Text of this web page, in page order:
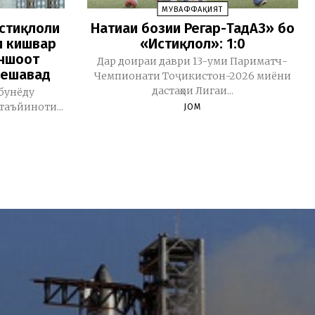
кишвар
МУВАФФАҚИЯТ
Натиҷаи бозии Регар-ТадАЗ» бо
«Истиқлол»: 1:0
Дар доираи даври 13-уми Париматч-
Чемпионати Тоҷикистон-2026 миёни
дастаҳои Лигаи...
JOM